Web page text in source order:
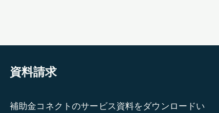
資料請求
補助金コネクトのサービス資料をダウンロードい